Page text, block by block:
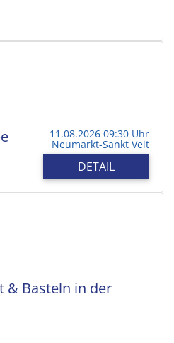
11.08.2026 09:30 Uhr
Neumarkt-Sankt Veit
DETAIL
& Basteln in der